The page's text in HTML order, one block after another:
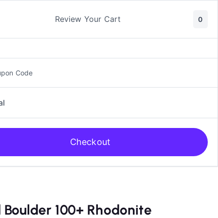
Rol
100+ Rhodonite
Review Your Cart 0
Code
Checkout